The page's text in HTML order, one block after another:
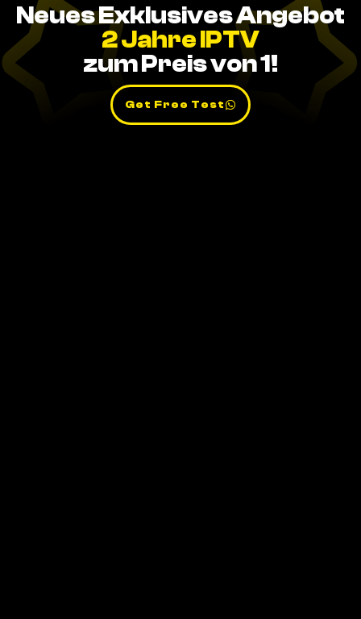
Neues Exklusives Angebot
2 Jahre IPTV
zum Preis von 1!
Get Free Test